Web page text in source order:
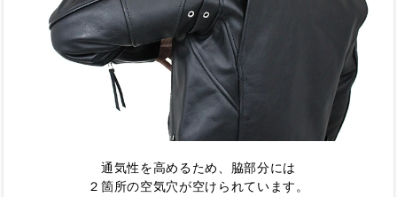
通気性を高めるため、脇部分には
２箇所の空気穴が空けられています。